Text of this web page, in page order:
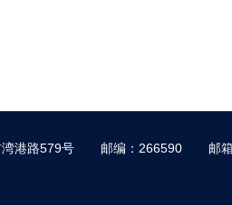
港路579号 邮编：266590 邮